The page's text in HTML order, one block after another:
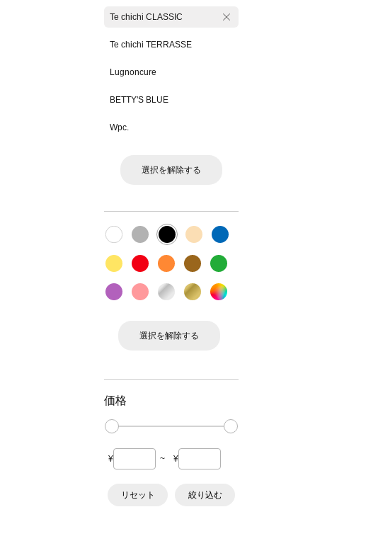
Te chichi CLASSIC
Te chichi TERRASSE
Lugnoncure
BETTY'S BLUE
Wpc.
選択を解除する
選択を解除する
価格
¥ ~ ¥
リセット 絞り込む